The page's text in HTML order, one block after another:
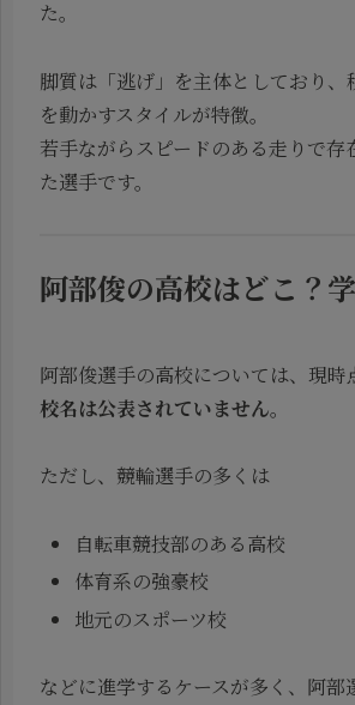
た。
脚質は「逃げ」を主体としており、
を動かすスタイルが特徴。
若手ながらスピードのある走りで存
た選手です。
阿部俊の高校はどこ？
阿部俊選手の高校については、現時
校名は公表されていません。
ただし、競輪選手の多くは
自転車競技部のある高校
体育系の強豪校
地元のスポーツ校
などに進学するケースが多く、阿部